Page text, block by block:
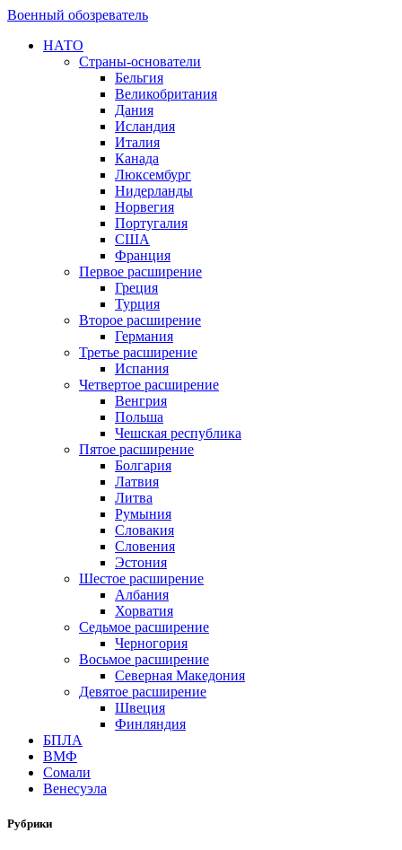
Военный обозреватель
НАТО
Страны-основатели
Бельгия
Великобритания
Дания
Исландия
Италия
Канада
Люксембург
Нидерланды
Норвегия
Португалия
США
Франция
Первое расширение
Греция
Турция
Второе расширение
Германия
Третье расширение
Испания
Четвертое расширение
Венгрия
Польша
Чешская республика
Пятое расширение
Болгария
Латвия
Литва
Румыния
Словакия
Словения
Эстония
Шестое расширение
Албания
Хорватия
Седьмое расширение
Черногория
Восьмое расширение
Северная Македония
Девятое расширение
Швеция
Финляндия
БПЛА
ВМФ
Сомали
Венесуэла
Рубрики